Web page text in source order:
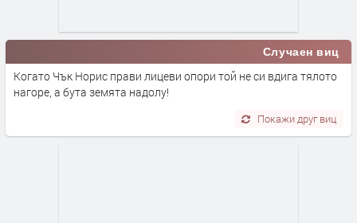
Случаен виц
Когато Чък Норис прави лицеви опори той не си вдига тялото
нагоре, а бута земята надолу!
Покажи друг виц